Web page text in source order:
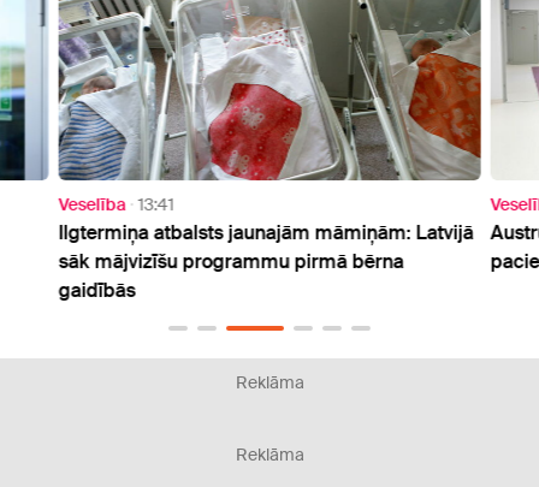
Veselība 13:41
Ilgtermiņa atbalsts jaunajām māmiņām: Latvijā
sāk mājvizīšu programmu pirmā bērna
gaidībās
Reklāma
Reklāma